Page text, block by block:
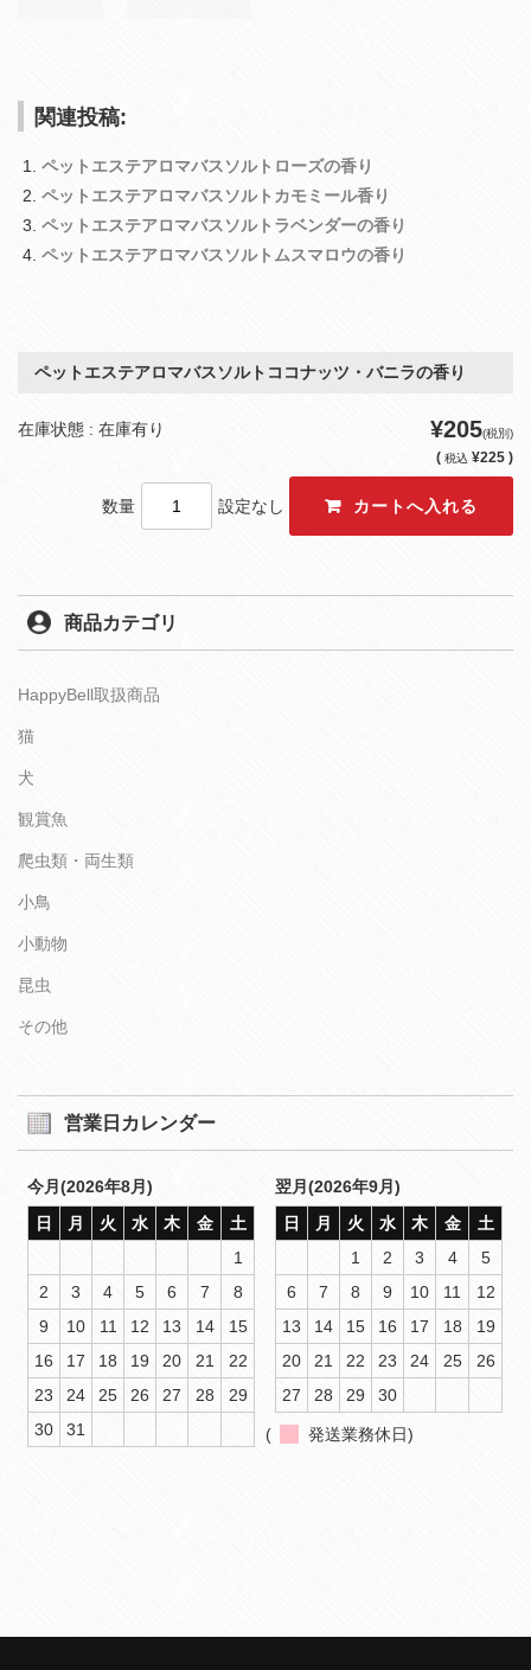
関連投稿:
ペットエステアロマバスソルトローズの香り
ペットエステアロマバスソルトカモミール香り
ペットエステアロマバスソルトラベンダーの香り
ペットエステアロマバスソルトムスマロウの香り
ペットエステアロマバスソルトココナッツ・バニラの香り
在庫状態 : 在庫有り ¥205(税別)
( 税込 ¥225 )
数量 設定なし
商品カテゴリ
HappyBell取扱商品
猫
犬
観賞魚
爬虫類・両生類
小鳥
小動物
昆虫
その他
営業日カレンダー
今月(2026年8月)
日
月 火 水 木 金
土
1
2
3 4 5 6 7
8
9
10 11 12 13 14
15
16
17 18 19 20 21
22
23
24 25 26 27 28
29
30
31
翌月(2026年9月)
日
月 火 水 木 金
土
1
2 3 4
5
6
7 8 9 10 11
12
13
14 15 16 17 18
19
20
21 22 23 24 25
26
27
28 29 30
( 発送業務休日)